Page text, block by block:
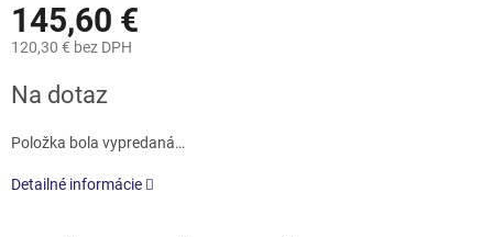
145,60 €
120,30 € bez DPH
cena:
Na dotaz
Položka bola vypredaná…
Detailné informácie